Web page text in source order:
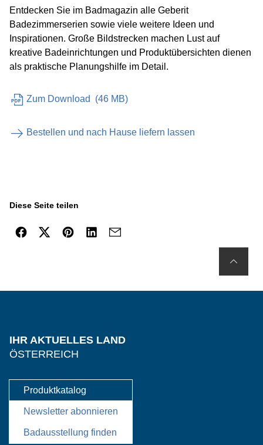
Entdecken Sie im Badmagazin alle Geberit
Badezimmerserien sowie viele weitere Ideen und
Inspirationen. Große Bildstrecken machen Lust auf
kreative Badeinrichtungen und Produktübersichten dienen
als praktische Planungshilfe im Detail.
Zum Download (46 MB)
Bestellen und nach Hause liefern lassen
Diese Seite teilen
IHR AKTUELLES LAND
ÖSTERREICH
Produktkatalog
Newsletter abonnieren
Badausstellung finden